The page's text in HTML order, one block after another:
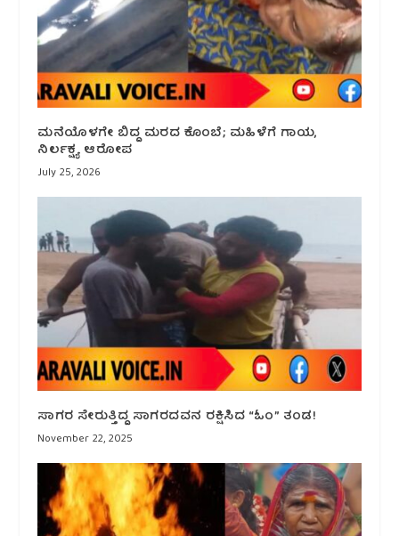
ಮನೆಯೊಳಗೇ ಬಿದ್ದ ಮರದ ಕೊಂಬೆ; ಮಹಿಳೆಗೆ ಗಾಯ,
ನಿರ್ಲಕ್ಷ್ಯ ಆರೋಪ
July 25, 2026
ಸಾಗರ ಸೇರುತ್ತಿದ್ದ ಸಾಗರದವನ ರಕ್ಷಿಸಿದ “ಓಂ” ತಂಡ!
November 22, 2025